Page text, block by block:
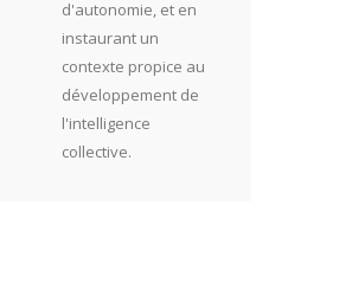
d'autonomie, et en
instaurant un
contexte propice au
développement de
l'intelligence
collective.